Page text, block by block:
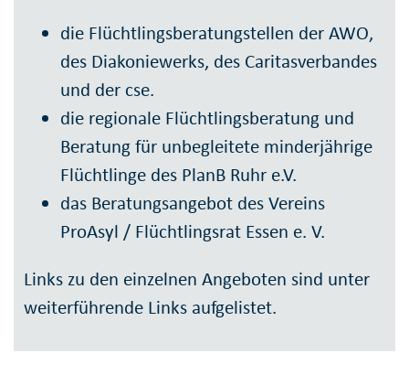
die Flüchtlingsberatungstellen der AWO,
des Diakoniewerks, des Caritasverbandes
und der cse.
die regionale Flüchtlingsberatung und
Beratung für unbegleitete minderjährige
Flüchtlinge des PlanB Ruhr e.V.
das Beratungsangebot des Vereins
ProAsyl / Flüchtlingsrat Essen e. V.
Links zu den einzelnen Angeboten sind unter
weiterführende Links aufgelistet.